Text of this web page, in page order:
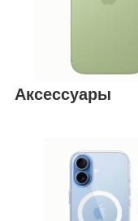
Аксессуары